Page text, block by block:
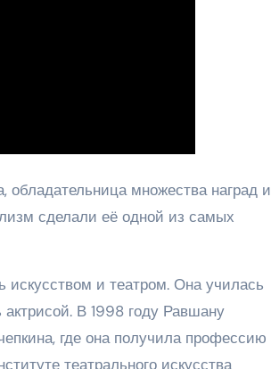
обладательница множества наград и
сделали её одной из самых
искусством и театром. Она училась
В 1998 году Равшану
где она получила профессию
театрального искусства